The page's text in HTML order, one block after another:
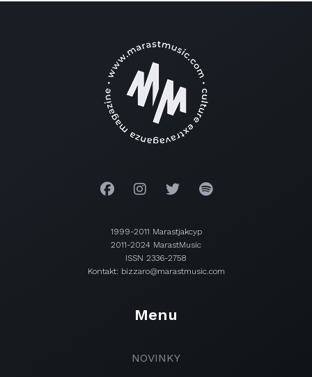
1999-2011 Marastjakcyp
2011-2024 MarastMusic
ISSN 2336-2758
Kontakt: bizzaro@marastmusic.com
Menu
NOVINKY